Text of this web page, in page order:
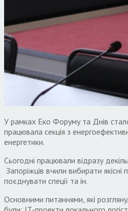
У рамках Еко Форуму та Днів
працювала секція з
енергетики.
Сьогодні працювали відразу
Запоріжців вчили вибирати
поєднувати спеції та ін.
Основними питаннями, які